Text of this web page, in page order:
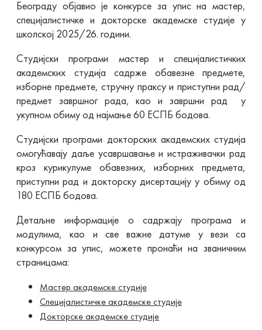
Београду објавио је конкурсе за упис на мастер,
специјалистичке и докторске академске студије у
школској 2025/26. години.
Студијски програми мастер и специјалистичких
академских студија садрже обавезне предмете,
изборне предмете, стручну праксу и приступни рад/
предмет завршног рада, као и завршни рад у
укупном обиму од најмање 60 ЕСПБ бодова.
Студијски програми докторских академских студија
омогућавају даље усавршавање и истраживачки рад
кроз курикулуме обавезних, изборних предмета,
приступни рад и докторску дисертацију у обиму од
180 ЕСПБ бодова.
Детаљне информације о садржају програма и
модулима, као и све важне датуме у вези са
конкурсом за упис, можете пронаћи на званичним
страницама:
Мастер академске студије
Специјалистичке академске студије
Докторске академске студије